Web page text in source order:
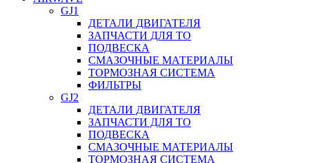
GJ1
ДЕТАЛИ ДВИГАТЕЛЯ
ЗАПЧАСТИ ДЛЯ ТО
ПОДВЕСКА
СМАЗОЧНЫЕ МАТЕРИАЛЫ
ТОРМОЗНАЯ СИСТЕМА
ФИЛЬТРЫ
GJ2
ДЕТАЛИ ДВИГАТЕЛЯ
ЗАПЧАСТИ ДЛЯ ТО
ПОДВЕСКА
СМАЗОЧНЫЕ МАТЕРИАЛЫ
ТОРМОЗНАЯ СИСТЕМА